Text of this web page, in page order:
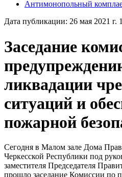
Антимонопольный
Дата публикации: 26 мая 2021 г.
Заседание
ликвадации
ситуаций и
пожарной
Сегодня в Малом зале Дома
Черкесской Республики под
заместителя Председателя
прошло заседание Комиссии по